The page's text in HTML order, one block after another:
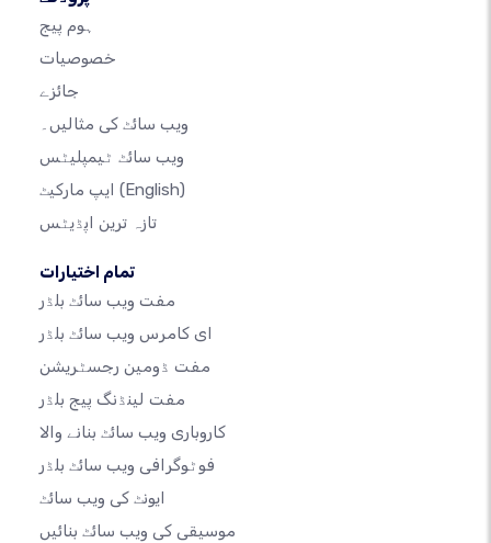
ہوم پیج
خصوصیات
جائزے
ویب سائٹ کی مثالیں۔
ویب سائٹ ٹیمپلیٹس
(English)
تازہ ترین اپڈیٹس
تمام اختیارات
مفت ویب سائٹ بلڈر
ای کامرس ویب سائٹ بلڈر
مفت ڈومین رجسٹریشن
مفت لینڈنگ پیج بلڈر
کاروباری ویب سائٹ بنانے والا
فوٹوگرافی ویب سائٹ بلڈر
ایونٹ کی ویب سائٹ
موسیقی کی ویب سائٹ بنائیں